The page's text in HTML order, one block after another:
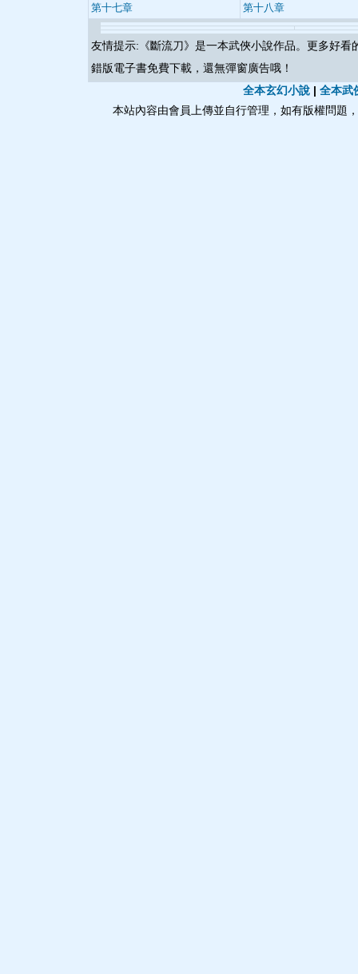
第十七章
第十八章
友情提示:《斷流刀》是一本武俠小說作品。更多好看
錯版電子書免費下載，還無彈窗廣告哦！
全本玄幻小說 | 全本武
本站內容由會員上傳並自行管理，如有版權問題